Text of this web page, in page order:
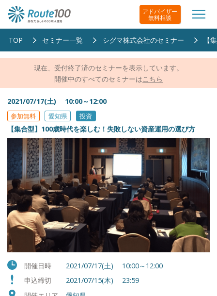
アドバイザー
無料相談
TOP セミナー一覧 シグマ株式会社のセミナー 【
現在、受付終了済のセミナーを表示しています。
開催中のすべてのセミナーはこちら
2021/07/17(土) 10:00～12:00
参加無料 愛知県 投資
【集合型】100歳時代を楽しむ！失敗しない資産運用の選び方
開催日時
2021/07/17(土) 10:00～12:00
申込締切
2021/07/15(木) 23:59